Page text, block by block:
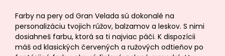
Farby na pery od Gran Velada sú dokonalé na
personalizáciu tvojich rúžov, balzamov a leskov. S nimi
dosiahneš farbu, ktorá sa ti najviac páči. K dispozícii
máš od klasických červených a ružových odtieňov po